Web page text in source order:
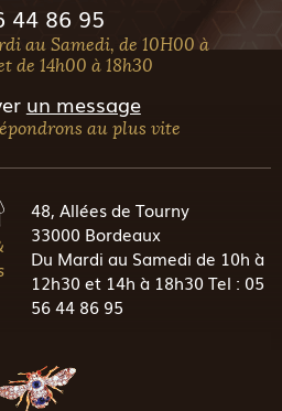
44 86 95
au Samedi, de 10H00 à
de 14h00 à 18h30
un message
au plus vite
48, Allées de Tourny
33000 Bordeaux
Du Mardi au Samedi de 10h à
12h30 et 14h à 18h30 Tel : 05
56 44 86 95